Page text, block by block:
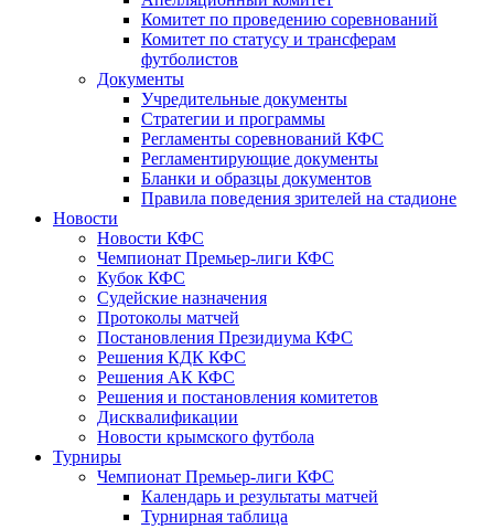
Комитет по проведению соревнований
Комитет по статусу и трансферам
футболистов
Документы
Учредительные документы
Стратегии и программы
Регламенты соревнований КФС
Регламентирующие документы
Бланки и образцы документов
Правила поведения зрителей на стадионе
Новости
Новости КФС
Чемпионат Премьер-лиги КФС
Кубок КФС
Судейские назначения
Протоколы матчей
Постановления Президиума КФС
Решения КДК КФС
Решения АК КФС
Решения и постановления комитетов
Дисквалификации
Новости крымского футбола
Турниры
Чемпионат Премьер-лиги КФС
Календарь и результаты матчей
Турнирная таблица